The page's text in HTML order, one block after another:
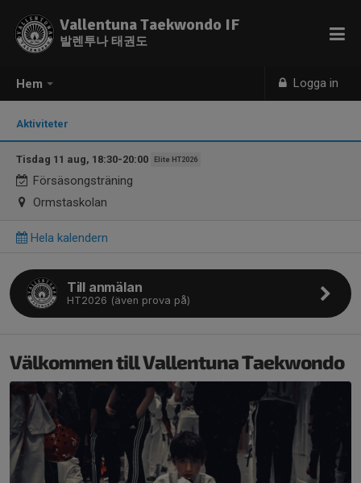
Hem Logga in
Vallentuna Taekwondo IF
발렌투나 태권도
Aktiviteter
Tisdag 11 aug, 18:30-20:00 Elite HT2026
Försäsongsträning
Ormstaskolan
Hela kalendern
Till anmälan
HT2026 (även prova på)
Välkommen till Vallentuna Taekwondo